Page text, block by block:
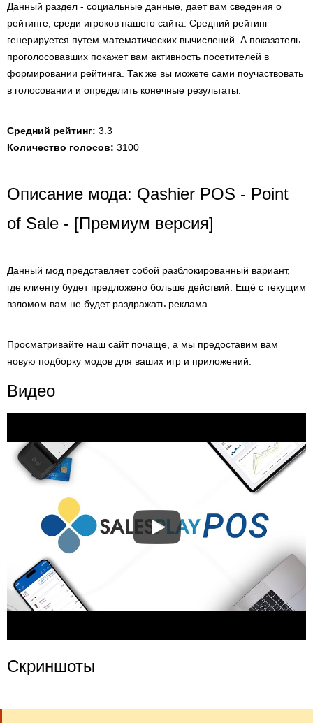
Данный раздел - социальные данные, дает вам сведения о
рейтинге, среди игроков нашего сайта. Средний рейтинг
генерируется путем математических вычислений. А показатель
проголосовавших покажет вам активность посетителей в
формировании рейтинга. Так же вы можете сами поучаствовать
в голосовании и определить конечные результаты.
Средний рейтинг: 3.3
Количество голосов: 3100
Описание мода: Qashier POS - Point
of Sale - [Премиум версия]
Данный мод представляет собой разблокированный вариант,
где клиенту будет предложено больше действий. Ещё с текущим
взломом вам не будет раздражать реклама.
Просматривайте наш сайт почаще, а мы предоставим вам
новую подборку модов для ваших игр и приложений.
Видео
Скриншоты